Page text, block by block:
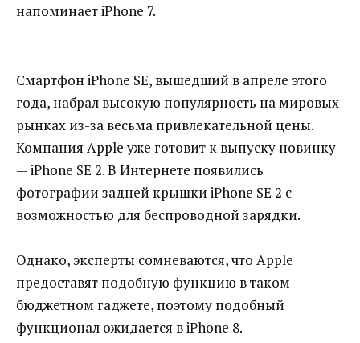
напоминает iPhone 7.
Смартфон iPhone SE, вышедший в апреле этого
года, набрал высокую популярность на мировых
рынках из-за весьма привлекательной цены.
Компания Apple уже готовит к выпуску новинку
— iPhone SE 2. В Интернете появились
фотографии задней крышки iPhone SE 2 с
возможностью для беспроводной зарядки.
Однако, эксперты сомневаются, что Apple
предоставят подобную функцию в таком
бюджетном гаджете, поэтому подобный
функционал ожидается в iPhone 8.